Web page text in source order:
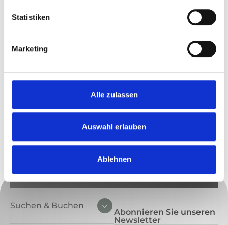
Statistiken
Marketing
Alle zulassen
Auswahl erlauben
Ablehnen
möglich
Fragen und
Wünsche?
Tel. +49 - 151 22
81 27 29
Suchen & Buchen
Abonnieren Sie unseren
Newsletter